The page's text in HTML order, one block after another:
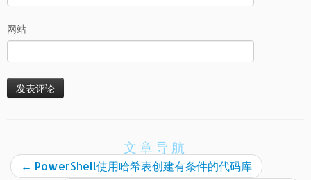
网站
文章导航
← PowerShell使用哈希表创建有条件的代码库